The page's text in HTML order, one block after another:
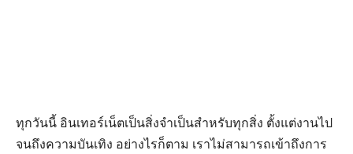
ทุกวันนี้ อินเทอร์เน็ตเป็นสิ่งจำเป็นสำหรับทุกสิ่ง ตั้งแต่งานไป
จนถึงความบันเทิง อย่างไรก็ตาม เราไม่สามารถเข้าถึงการ